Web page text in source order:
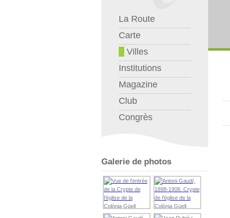
La Route
Carte
Villes
Institutions
Magazine
Club
Congrès
Galerie de photos